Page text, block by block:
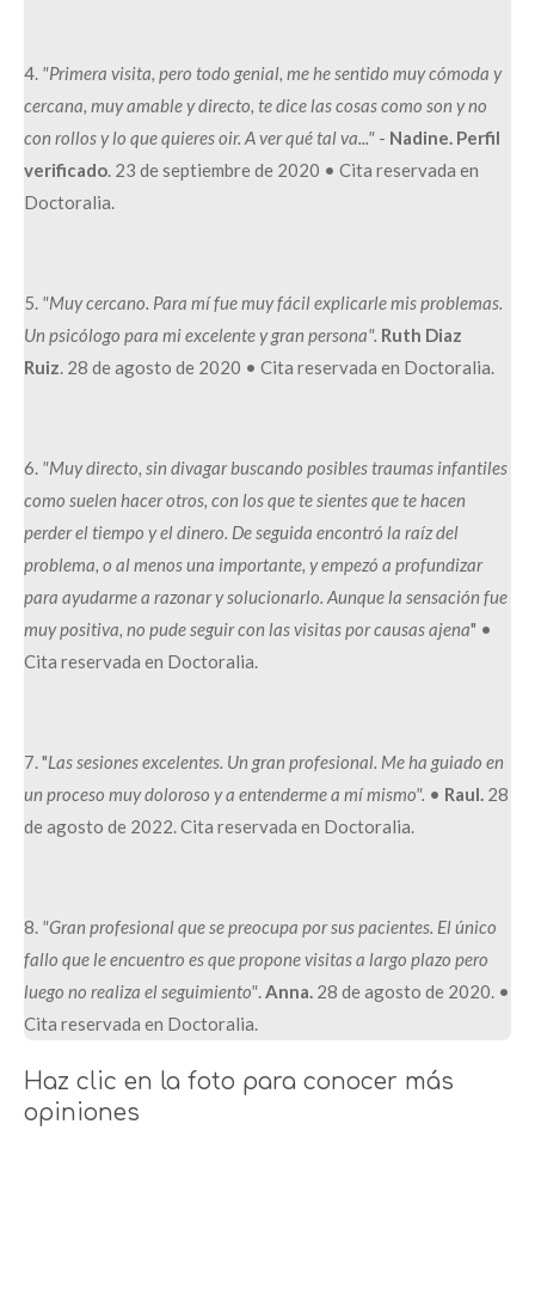
4. "Primera visita, pero todo genial, me he sentido muy cómoda y
cercana, muy amable y directo, te dice las cosas como son y no
con rollos y lo que quieres oir. A ver qué tal va..." - Nadine. Perfil
verificado. 23 de septiembre de 2020 • Cita reservada en
Doctoralia.
5. "Muy cercano. Para mí fue muy fácil explicarle mis problemas.
Un psicólogo para mi excelente y gran persona". Ruth Diaz
Ruiz. 28 de agosto de 2020 • Cita reservada en Doctoralia.
6. "Muy directo, sin divagar buscando posibles traumas infantiles
como suelen hacer otros, con los que te sientes que te hacen
perder el tiempo y el dinero. De seguida encontró la raíz del
problema, o al menos una importante, y empezó a profundizar
para ayudarme a razonar y solucionarlo. Aunque la sensación fue
muy positiva, no pude seguir con las visitas por causas ajena" •
Cita reservada en Doctoralia.
7. "Las sesiones excelentes. Un gran profesional. Me ha guiado en
un proceso muy doloroso y a entenderme a mí mismo". • Raul. 28
de agosto de 2022. Cita reservada en Doctoralia.
8. "Gran profesional que se preocupa por sus pacientes. El único
fallo que le encuentro es que propone visitas a largo plazo pero
luego no realiza el seguimiento".Anna. 28 de agosto de 2020. •
Cita reservada en Doctoralia.
Haz clic en la foto para conocer más
opiniones